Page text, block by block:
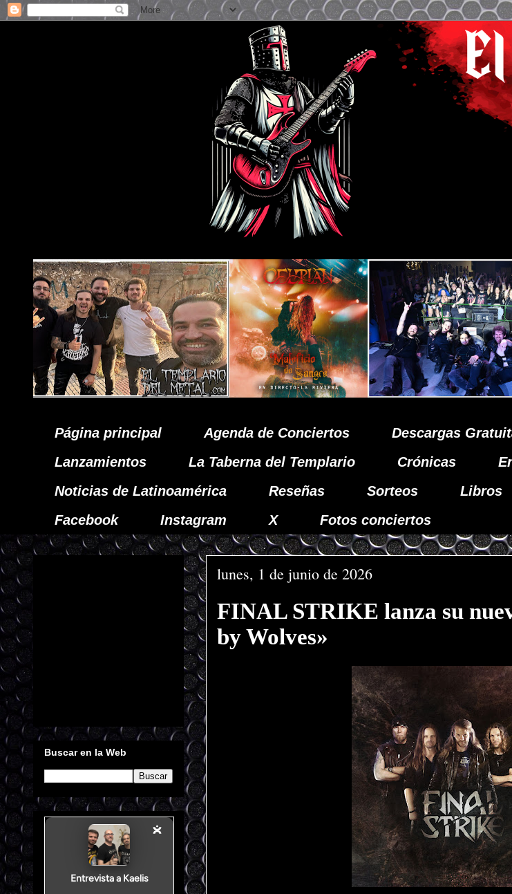
Página principal Agenda de Conciertos Descargas
Lanzamientos
La Taberna del Templario Crónicas
Noticias de Latinoamérica
Reseñas Sorteos Libros
Facebook
Instagram X Fotos conciertos
lunes, 1 de junio de 2026
FINAL STRIKE lanza su
by Wolves»
Buscar en la Web